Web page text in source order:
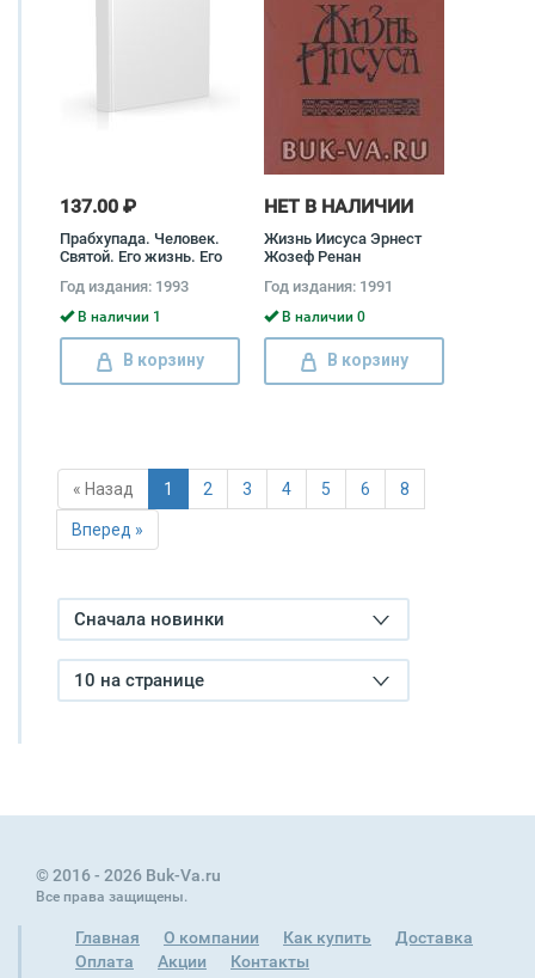
137.00 ₽
Прабхупада. Человек.
Святой. Его жизнь. Его
дас Госвами
Год издания: 1993
В наличии 1
В корзину
НЕТ В НАЛИЧИИ
Жизнь Иисуса Эрнест
Жозеф Ренан
Год издания: 1991
В наличии 0
В корзину
« Назад 1 2 3 4 5 6 8
Вперед »
Сначала новинки
10 на странице
© 2016 - 2026 Buk-Va.ru
Все права защищены.
Главная О компании Как купить
Доставка
Оплата
Акции Контакты